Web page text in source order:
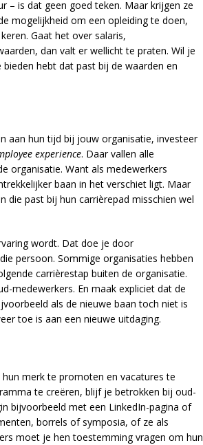
– is dat geen goed teken. Maar krijgen ze
mogelijkheid om een opleiding te doen,
Gaat het over salaris,
dan valt er wellicht te praten. Wil je
hebt dat past bij de waarden en
aan hun tijd bij jouw organisatie, investeer
experience. Daar vallen alle
organisatie. Want als medewerkers
baan in het verschiet ligt. Maar
die past bij hun carrièrepad misschien wel
wordt. Dat doe je door
persoon. Sommige organisaties hebben
carrièrestap buiten de organisatie.
medewerkers. En maak expliciet dat de
als de nieuwe baan toch niet is
toe is aan een nieuwe uitdaging.
merk te promoten en vacatures te
te creëren, blijf je betrokken bij oud-
bijvoorbeeld met een LinkedIn-pagina of
borrels of symposia, of ze als
moet je hen toestemming vragen om hun